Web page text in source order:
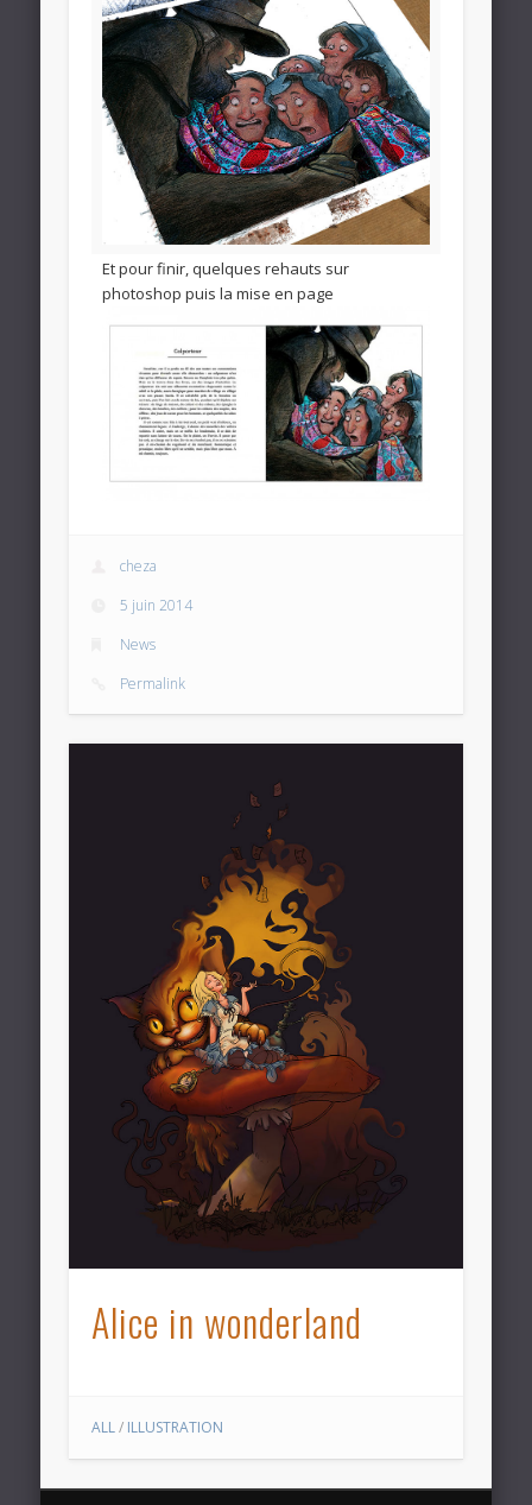
Et pour finir, quelques rehauts sur
photoshop puis la mise en page
cheza
5 juin 2014
News
Permalink
Alice in wonderland
ALL/ ILLUSTRATION